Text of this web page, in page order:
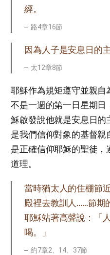
經。
路4章16節
因為人子是安息日的主
太12章8節
耶穌作為規矩遵守並親自
不是一週的第一日星期
穌啟發說他就是安息日的
是我們信仰對象的基督
是正確信仰耶穌的聖徒
道理。
當時猶太人的住棚節
殿裡去教訓人……節期
耶穌站著高聲說：「
喝。」
約7章2、14、37節